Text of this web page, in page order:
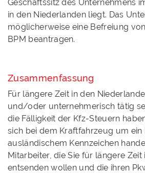
Geschäftssitz des Unternehmens
in den Niederlanden liegt. Das
möglicherweise eine Befreiung
BPM beantragen.
Zusammenfassung
Für längere Zeit in den
und/oder unternehmerisch tätig
die Fälligkeit der Kfz-Steuern
sich bei dem Kraftfahrzeug um ein
ausländischem Kennzeichen
Mitarbeiter, die Sie für längere
entsenden wollen und die ihren